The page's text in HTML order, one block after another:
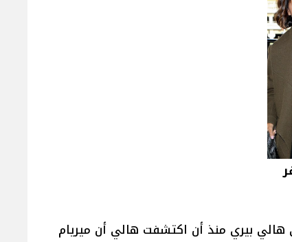
هالي بيري منذ أن اكتشفت هالي أن ميريام